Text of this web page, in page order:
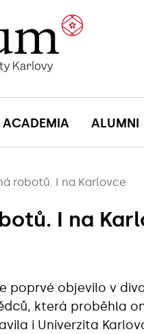
ACADEMIA ALUMNI
robotů. I na Karlovce
I na
poprvé objevilo v
, která proběhla
i Univerzita